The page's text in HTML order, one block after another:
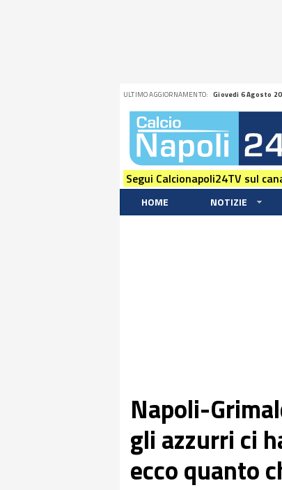
ULTIMO AGGIORNAMENTO: Giovedi 6 Agosto
Segui Calcionapoli24TV sul
HOME NOTIZIE
Napoli-
gli azzurri ci
ecco quanto